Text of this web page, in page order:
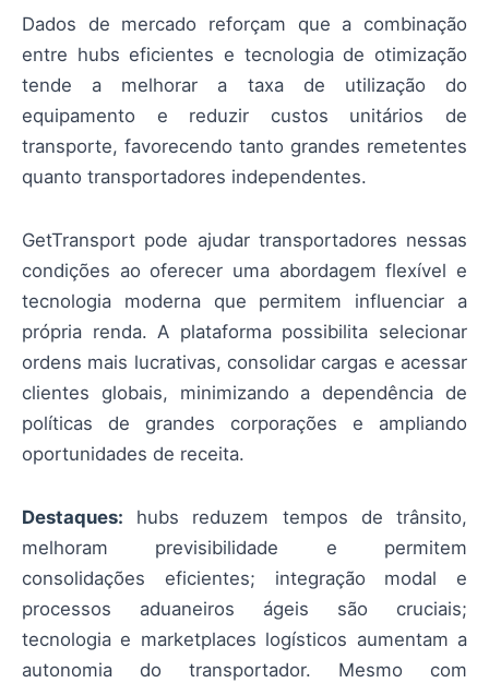
Dados de mercado reforçam que a combinação
entre hubs eficientes e tecnologia de otimização
tende a melhorar a taxa de utilização do
equipamento e reduzir custos unitários de
transporte, favorecendo tanto grandes remetentes
quanto transportadores independentes.
GetTransport pode ajudar transportadores nessas
condições ao oferecer uma abordagem flexível e
tecnologia moderna que permitem influenciar a
própria renda. A plataforma possibilita selecionar
ordens mais lucrativas, consolidar cargas e acessar
clientes globais, minimizando a dependência de
políticas de grandes corporações e ampliando
oportunidades de receita.
Destaques: hubs reduzem tempos de trânsito,
melhoram previsibilidade e permitem
consolidações eficientes; integração modal e
processos aduaneiros ágeis são cruciais;
tecnologia e marketplaces logísticos aumentam a
autonomia do transportador. Mesmo com